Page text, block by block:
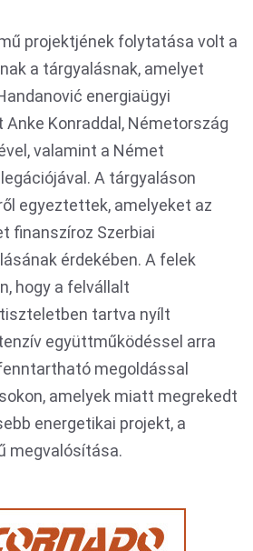
projektjének folytatása volt a
a tárgyalásnak, amelyet
energiaügyi
Konraddal, Németország
valamint a Német
A tárgyaláson
egyeztettek, amelyeket az
finanszíroz Szerbiai
érdekében. A felek
hogy a felvállalt
tartva nyílt
együttműködéssel arra
megoldással
amelyek miatt megrekedt
energetikai projekt, a
megvalósítása.